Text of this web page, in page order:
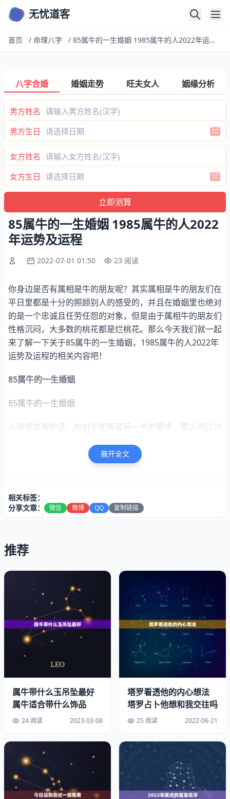
无忧道客
首页 / 命理八字 / 85属牛的一生婚姻 1985属牛的人2022年运势及运程
八字合婚 婚姻走势 旺夫女人 姻缘分析
男方姓名
男方生日
女方姓名
女方生日
85属牛的一生婚姻 1985属牛的人2022
年运势及运程
2022-07-01 01:50 23 阅读
你身边是否有属相是牛的朋友呢？其实属相是牛的朋友们在
平日里都是十分的照顾别人的感受的，并且在婚姻里也绝对
的是一个忠诚且任劳任怨的对象，但是由于属相牛的朋友们
性格沉闷，大多数的桃花都是烂桃花。那么今天我们就一起
来了解一下关于85属牛的一生婚姻，1985属牛的人2022年
运势及运程的相关内容吧！
85属牛的一生婚姻
85属牛的一生婚姻
从婚姻去看的话，在对于如果是另一半的要求，那么可以说
种，从而对于属牛的男人都是不会那么轻易的喜欢上一个
人，但是如果是一旦认定的话，那么都是会有着从一而终
其实从感情上去看，对于生肖牛的人往往都是会对待在感情
上都是注重起承诺的哦，从而也有着说一不二的，更加都会
1985年出生的属牛人爱情运势
展开全文
相关标签：
分享文章：
微信 微博 QQ 复制链接
推荐
属牛带什么玉吊坠最好
属牛适合带什么饰品
24 阅读 2023-03-08
塔罗看透他的内心想法
塔罗占卜他想和我交往吗
25 阅读 2022-06-21